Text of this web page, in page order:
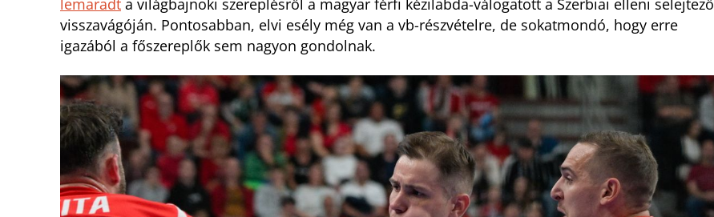
lemaradt a világbajnoki szereplésről a magyar férfi kézilabda-válogatott a Szerbiai elleni selejtező
visszavágóján. Pontosabban, elvi esély még van a vb-részvételre, de sokatmondó, hogy erre
igazából a főszereplők sem nagyon gondolnak.